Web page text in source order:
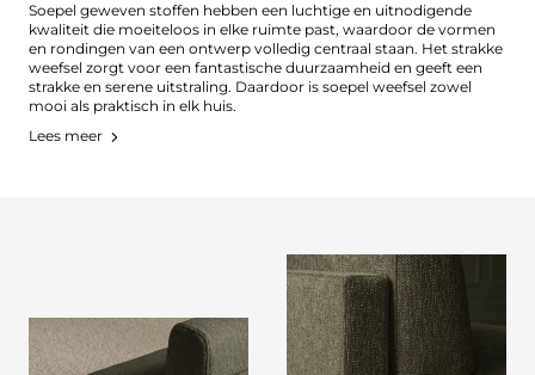
Soepel geweven stoffen hebben een luchtige en uitnodigende
kwaliteit die moeiteloos in elke ruimte past, waardoor de vormen
en rondingen van een ontwerp volledig centraal staan. Het strakke
weefsel zorgt voor een fantastische duurzaamheid en geeft een
strakke en serene uitstraling. Daardoor is soepel weefsel zowel
mooi als praktisch in elk huis.
Lees meer